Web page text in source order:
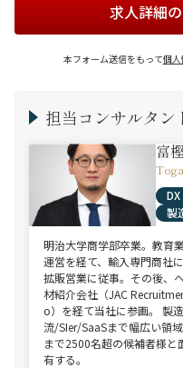
求人詳細
本フォーム送信をもって個
担当コンサルタン
富
製
明治大学商学部卒業。教育
運営を経て、輸入専門商社
拡販営業に従事。その後、
材紹介会社（JAC
o）を経て当社に参画。 製
流/SIer/SaaSまで幅広い領
まで2500名超の候補者様
有する。